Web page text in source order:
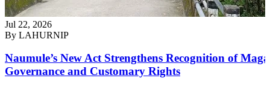
Jul 22, 2026
By LAHURNIP
Naumule’s New Act Strengthens Recognition of
Governance and Customary Rights